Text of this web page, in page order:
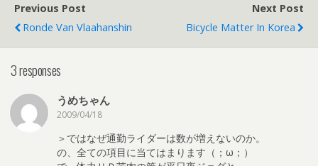
Previous Post
Ronde Van Vlaahanshin
Next Post
Bicycle Matter In Korea
3 responses
うめちゃん
2009/04/18
＞ではなぜ通勤ライダーは数が増えないのか。
の、全ての項目に当てはまります（；ω；）